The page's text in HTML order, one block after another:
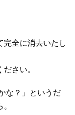
完全に消去いたし
さい。
な？」というだ